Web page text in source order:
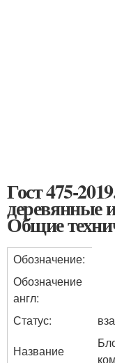
Гост 475-
деревянные
Общие
Обозначение:
Обозначение
англ:
Статус:
Название